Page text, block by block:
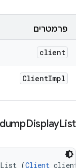
פרמטרים
client
ClientImpl
dumpDisplayList
(Client